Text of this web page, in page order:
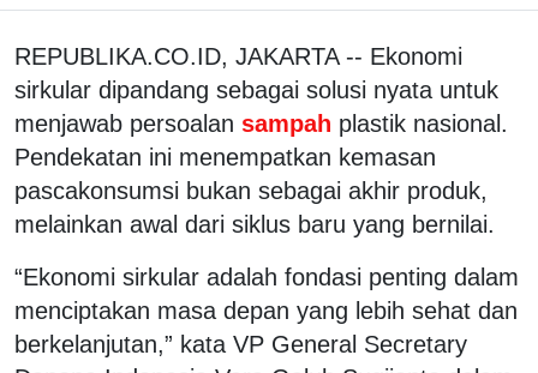
REPUBLIKA.CO.ID, JAKARTA -- Ekonomi
sirkular dipandang sebagai solusi nyata untuk
menjawab persoalan sampah plastik nasional.
Pendekatan ini menempatkan kemasan
pascakonsumsi bukan sebagai akhir produk,
melainkan awal dari siklus baru yang bernilai.
“Ekonomi sirkular adalah fondasi penting dalam
menciptakan masa depan yang lebih sehat dan
berkelanjutan,” kata VP General Secretary